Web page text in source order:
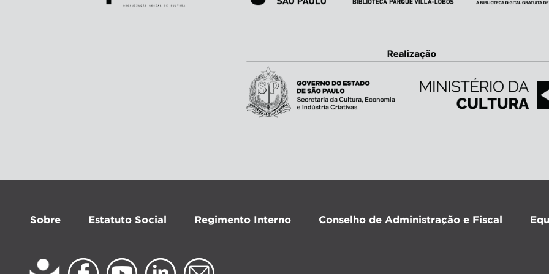
Sobre Estatuto Social Regimento Interno Conselho de Administração e Fiscal